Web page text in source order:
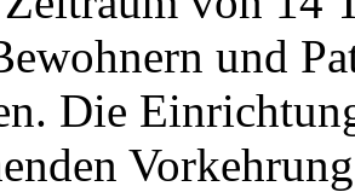
und
Die